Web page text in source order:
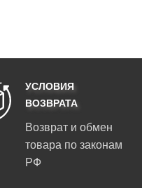
УСЛОВИЯ
ВОЗВРАТА
Возврат и обмен
товара по законам
РФ